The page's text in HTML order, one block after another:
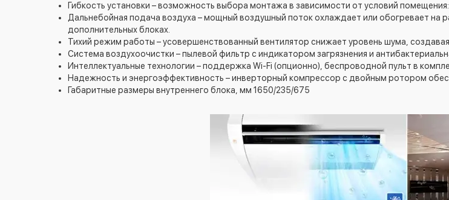
Гибкость установки – возможность выбора монтажа в зависимости от условий
Дальнебойная подача воздуха – мощный воздушный поток охлаждает или обогревает
дополнительных блоках.
Тихий режим работы – усовершенствованный вентилятор снижает уровень шума,
Система воздухоочистки – пылевой фильтр с индикатором загрязнения и
Интеллектуальные технологии – поддержка Wi-Fi (опционно), беспроводной пульт в
Надежность и энергоэффективность – инверторный компрессор с двойным ротором
Габаритные размеры внутреннего блока, мм 1650/235/675